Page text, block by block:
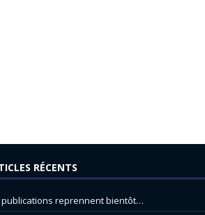
RÉCENTS
publications reprennent bientôt…